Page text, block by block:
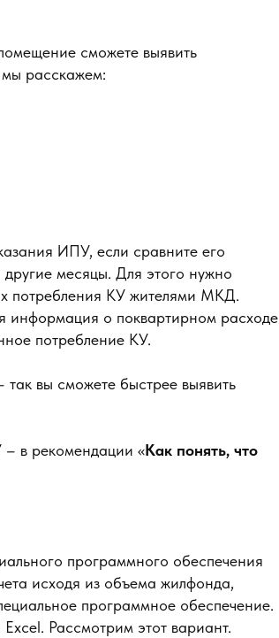
сможете выявить
мы расскажем:
ИПУ, если сравните его
месяцы. Для этого нужно
потребления КУ жителями МКД.
информация о поквартирном расходе
потребление КУ.
так вы сможете быстрее выявить
– в рекомендации «Как понять, что
программного обеспечения
исходя из объема жилфонда,
программное обеспечение.
Рассмотрим этот вариант.